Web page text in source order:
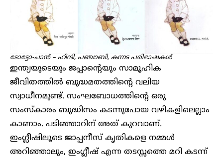
ടോട്ടോ-ചാൻ – ഹിന്ദി, പഞ്ചാബി, കന്നട പരിഭാഷകൾ
ഇന്ത്യയുടെയും ജപ്പാന്റെയും സാമൂഹിക
ജീവിതത്തിൽ ബുദ്ധമതത്തിന്റെ വലിയ
സ്വാധീനമുണ്ട്. സംഘബോധത്തിന്റെ ഒരു
സംസ്കാരം ബുദ്ധിസം കടന്നുപോയ വഴികളിലെല്ലാം
കാണാം. പടിഞ്ഞാറിന് അത് കുറവാണ്.
ഇംഗ്ലീഷിലൂടെ ജാപ്പനീസ് കൃതികളെ നമ്മൾ
അറിഞ്ഞാലും, ഇംഗ്ലീഷ് എന്ന തടസ്സത്തെ മറി കടന്ന്